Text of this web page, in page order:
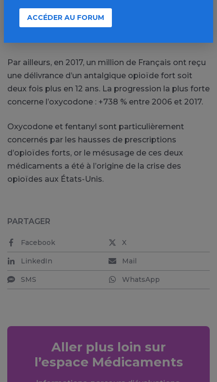
plus utilisés que les opioïdes forts (morphine,
oxycodone, fentanyl). Or, s’ils sont moins puissants,
Par ailleurs, en 2017, un million de Français ont reçu
une délivrance d’un antalgique opioïde fort soit
deux fois plus en 12 ans. La progression la plus forte
concerne l’oxycodone : +738 % entre 2006 et 2017.
Oxycodone et fentanyl sont particulièrement
concernés par les hausses de prescriptions
d’opioïdes forts, or le mésusage de ces deux
médicaments a été à l’origine de la crise des
opioïdes aux États-Unis.
PARTAGER
Facebook X
LinkedIn Mail
SMS WhatsApp
Aller plus loin sur
l’espace Médicaments
ACCÉDER AU FORUM